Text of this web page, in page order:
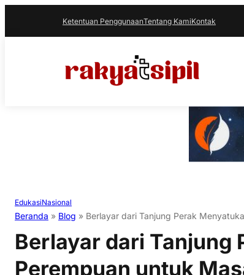
Ketentuan PenggunaanTentang KamiKontak
EdukasiNasional
Beranda » Blog » Berlayar dari Tanjung Perak
Berlayar dari Tanjung
Perempuan untuk